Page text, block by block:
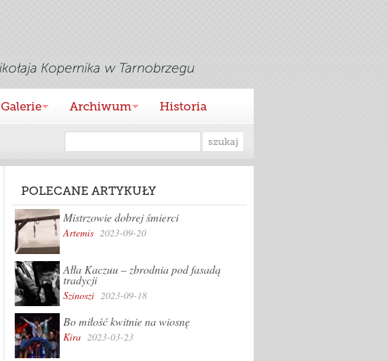
Galerie Archiwum Historia
POLECANE ARTYKUŁY
Mistrzowie dobrej śmierci
Artemis 2023-09-20
Ałła Kaczuu – zbrodnia pod fasadą
tradycji
Szinoszi 2023-09-18
Bo miłość kwitnie na wiosnę
Kira 2023-03-23